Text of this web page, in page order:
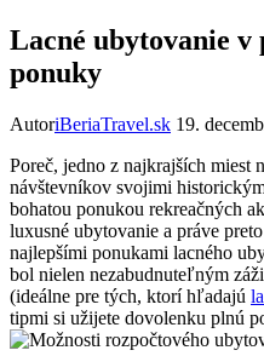
Lacné ubytovanie v
ponuky
AutoriBeriaTravel.sk 19.
Poreč, jedno z najkrajších miest
návštevníkov svojimi
bohatou ponukou rekreačných
luxusné ubytovanie a práve
najlepšími ponukami lacného
bol nielen nezabudnuteľným
(ideálne pre tých, ktorí hľadajú
tipmi si užijete dovolenku plnú